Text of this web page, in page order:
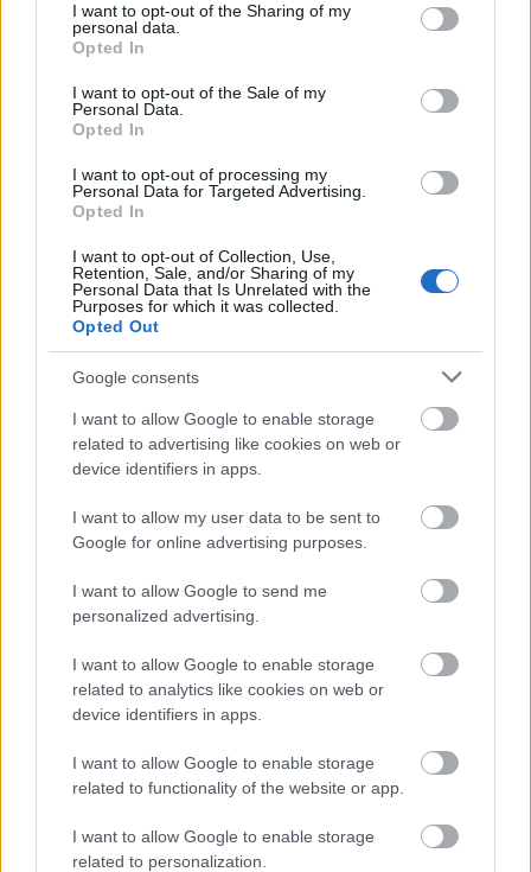
not limited to your visit or usage behaviour. You may click to
grant or deny consent to Google and its third-party tags to
use your data for below specified purposes in below Google
consent section.
I want to opt-out of the Sharing of my
personal data.
Opted In
I want to opt-out of the Sale of my
Personal Data.
Opted In
I want to opt-out of processing my
Personal Data for Targeted Advertising.
Opted In
I want to opt-out of Collection, Use,
Retention, Sale, and/or Sharing of my
Personal Data that Is Unrelated with the
Purposes for which it was collected.
Opted Out
Google consents
I want to allow Google to enable storage
related to advertising like cookies on web or
device identifiers in apps.
I want to allow my user data to be sent to
Google for online advertising purposes.
I want to allow Google to send me
personalized advertising.
I want to allow Google to enable storage
related to analytics like cookies on web or
device identifiers in apps.
I want to allow Google to enable storage
related to functionality of the website or app.
I want to allow Google to enable storage
related to personalization.
Κουπόνια τροφίμων
Η ευκαιρία να συμμετάσχετε σε μια νέα,
ενθουσιώδη ομάδα επαγγελματιών με
ομοϊδεάτες
Προκειμένου να κάνετε τη ζωή σας πιο
εύκολη
Έχετε την ελευθερία να
σημαίνει ότι δεν χρειάζεται να εργάζεστε στο
γραφείο κάθε μέρα, αλλά αν θέλετε φυσικά και
αρέσει στην εταιρεία, καθώς θεωρούν ότι είναι
διασκεδαστικό να μπαίνεις και να
συναναστρέφεσαι με τους συναδέλφους σου.
Υπάρχουν επίσης φρούτα, καλός καφές, ποτά και
της εταιρείας βρίσκεται στο εμβληματικό
Σόφιας που βρίσκεται σε βολική τοποθεσία δίπλα
στο σταθμό Nation Palace of Culture (NDK).
Προκειμένου να γίνει η εργασίααπό το σπίτι άνετη,
50 BGN επίδομα Διαδικτύου
παρέχουν έναν εταιρικό φορητό υπολογιστή και